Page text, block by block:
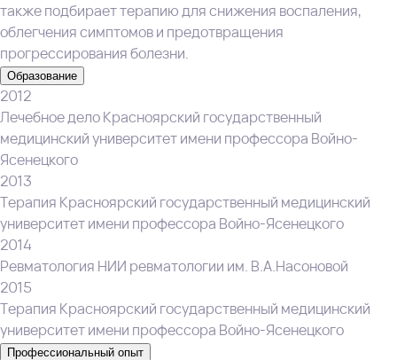
также подбирает терапию для снижения воспаления,
облегчения симптомов и предотвращения
прогрессирования болезни.
Образование
2012
Лечебное дело Красноярский государственный
медицинский университет имени профессора Войно-
Ясенецкого
2013
Терапия Красноярский государственный медицинский
университет имени профессора Войно-Ясенецкого
2014
Ревматология НИИ ревматологии им. В.А.Насоновой
2015
Терапия Красноярский государственный медицинский
университет имени профессора Войно-Ясенецкого
Профессиональный опыт